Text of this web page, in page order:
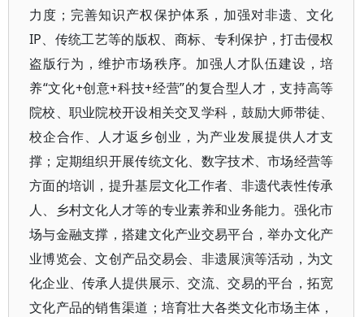
力度；完善知识产权保护体系，加强对非遗、文化
IP、传统工艺等的版权、商标、专利保护，打击侵权
盗版行为，维护市场秩序。加强人才队伍建设，培
养“文化+创意+科技+经营”的复合型人才，支持高等
院校、职业院校开设相关交叉学科，鼓励大师带徒、
校企合作、人才返乡创业，为产业发展提供人才支
撑；定期组织开展传统文化、数字技术、市场经营等
方面的培训，提升基层文化工作者、非遗代表性传承
人、乡村文化人才等的专业素养和业务能力。强化市
场与金融支撑，搭建文化产业交易平台，举办文化产
业博览会、文创产品交易会、非遗展演等活动，为文
化企业、传承人提供展示、交流、交易的平台，拓宽
文化产品的销售渠道；培育壮大各类文化市场主体，